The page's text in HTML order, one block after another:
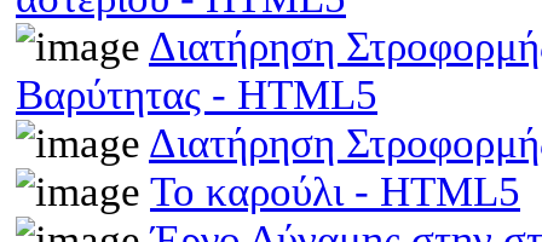
Διατήρηση
Βαρύτητας - HTML5
Διατήρηση
Το καρούλι - HTML5